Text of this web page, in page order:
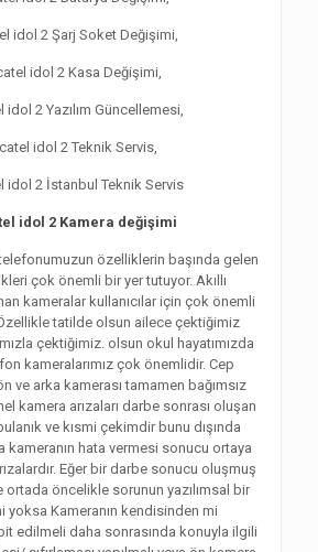
idol 2 Şarj Soket Değişimi,
idol 2 Kasa Değişimi,
idol 2 Yazılım Güncellemesi,
idol 2 Teknik Servis,
idol 2 İstanbul Teknik Servis
idol 2 Kamera değişimi
özelliklerin başında gelen
çok önemli bir yer tutuyor. Akıllı
kameralar kullanıcılar için çok önemli
tatilde olsun ailece çektiğimiz
çektiğimiz. olsun okul hayatımızda
kameralarımız çok önemlidir. Cep
ve arka kamerası tamamen bağımsız
kamera arızaları darbe sonrası oluşan
ve kısmi çekimdir bunu dışında
kameranın hata vermesi sonucu ortaya
Eğer bir darbe sonucu oluşmuş
ortada öncelikle sorunun yazılımsal bir
yoksa Kameranın kendisinden mi
edilmeli daha sonrasında konuyla ilgili